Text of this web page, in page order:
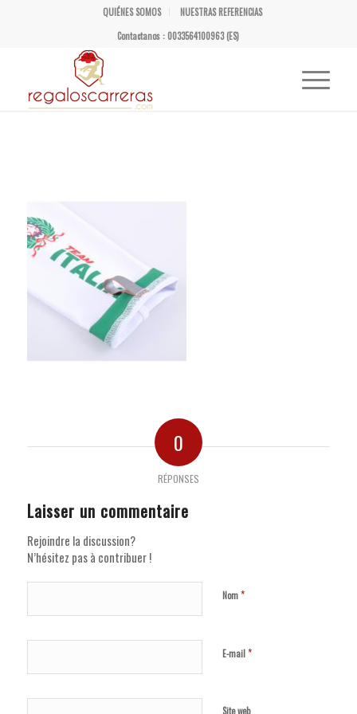
QUIÉNES SOMOS
NUESTRAS REFERENCIAS
Contactanos : 0033564100963 (ES)
0
RÉPONSES
Laisser un commentaire
Rejoindre la discussion?
N’hésitez pas à contribuer !
Nom*
E-mail*
Site web